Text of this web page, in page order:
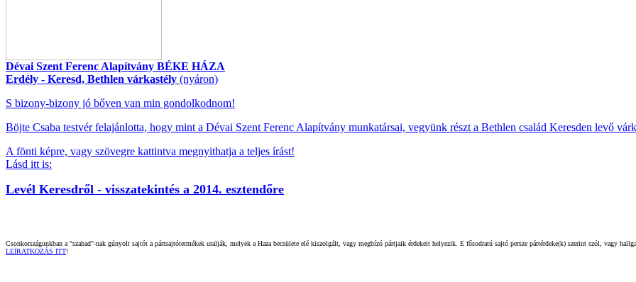
Dévai Szent Ferenc Alapítvány BÉKE HÁZA
Erdély - Keresd, Bethlen várkastély (nyáron)
S bizony-bizony jó bőven van min gondolkodnom!
Böjte Csaba testvér felajánlotta, hogy mint a Dévai Szent Ferenc Alapítvány munkatársai, vegyünk részt a Bethlen család Keresden levő
A fönti képre, vagy szövegre kattintva megnyithatja a teljes írást!
Lásd itt is:
Levél Keresdről - visszatekintés a 2014. esztendőre
Csonkországunkban a "szabad"-nak gúnyolt sajtót a pártsajtótermékek uralják, melyek a Haza becsülete elé kiszolgált, vagy megbízó pártjaik érdekeit helyezik. E fősodratú sajtó persze pártérdeke(k) szerint szól, vagy
LEIRATKOZÁS ITT!